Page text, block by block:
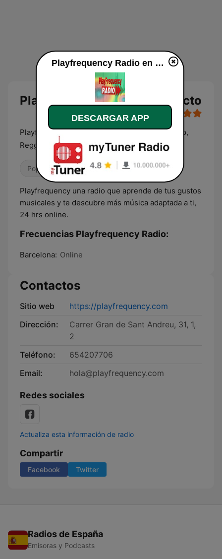
Playfrequency Radio en directo
Playfrequency | Rock, Pop, New Wave, Hip-Hop,
Reggae de los 70’s, 80’s, 90’s y 2000
Pop / Top 40 Años 80 Años 90
Playfrequency una radio que aprende de tus gustos
musicales y te descubre más música adaptada a ti,
24 hrs online.
Frecuencias Playfrequency Radio:
Barcelona: Online
Contactos
Sitio web
https://playfrequency.com
Dirección:
Carrer Gran de Sant Andreu, 31, 1,
2
Teléfono:
654207706
Email:
hola@playfrequency.com
Redes sociales
Actualiza esta información de radio
Compartir
Facebook Twitter
Radios de España
Emisoras y Podcasts
Playfrequency Radio en vivo
DESCARGAR APP